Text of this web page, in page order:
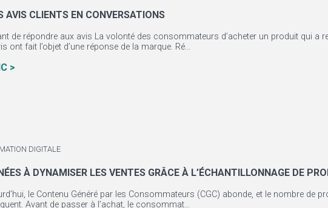
AVIS CLIENTS EN CONVERSATIONS
de répondre aux avis La volonté des consommateurs d’acheter un produit qui a
ont fait l’objet d’une réponse de la marque. Ré...
>
DIGITALE
À DYNAMISER LES VENTES GRÂCE À L’ÉCHANTILLONNAGE DE
le Contenu Généré par les Consommateurs (CGC) abonde, et le nombre de
Avant de passer à l’achat, le consommat...